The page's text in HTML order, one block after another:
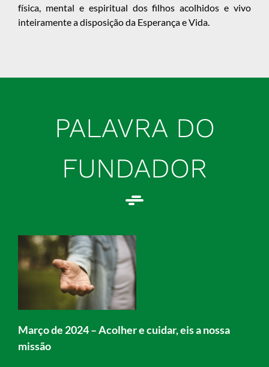
física, mental e espiritual dos filhos acolhidos e vivo
inteiramente a disposição da Esperança e Vida.
PALAVRA DO
FUNDADOR
Março de 2024 – Acolher e cuidar, eis a nossa
missão